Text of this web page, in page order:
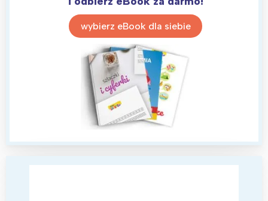
wybierz eBook dla siebie
Trójmiasto
Wrocław
Południe
Północ
Wszystkie
Wybieram